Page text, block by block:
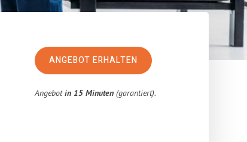
ANGEBOT ERHALTEN
Angebotin 15 Minuten (garantiert).